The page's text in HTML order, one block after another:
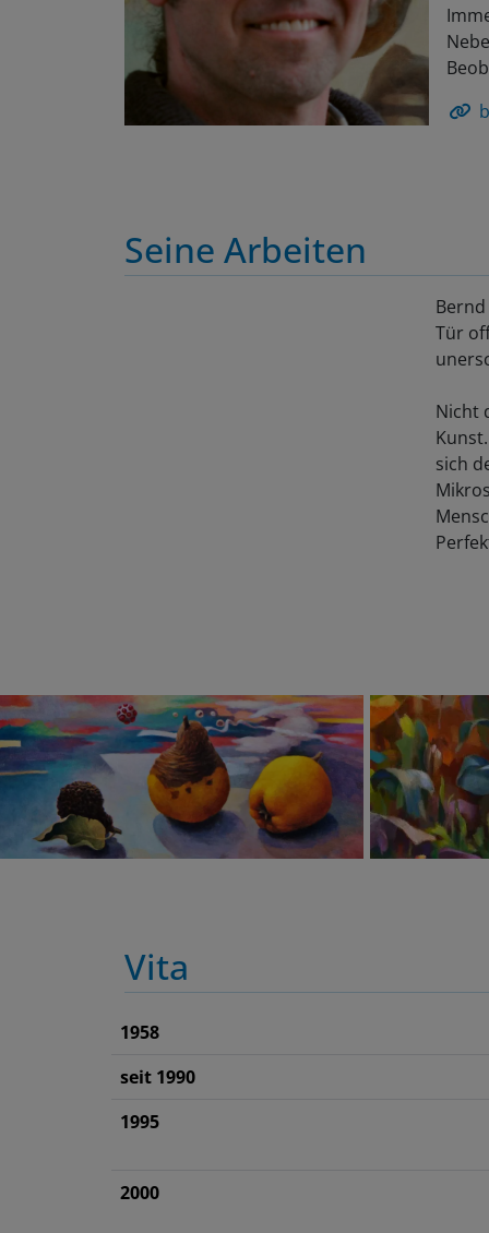
Seine Arbeiten
Tür
Nicht
sich
Vita
1958
seit 1990
1995
2000